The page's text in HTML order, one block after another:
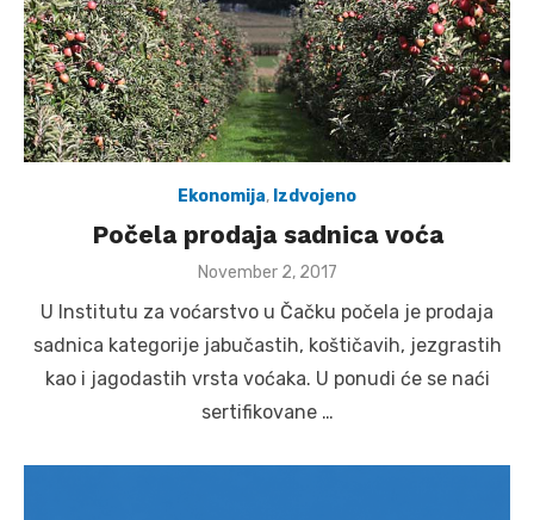
Ekonomija, Izdvojeno
Počela prodaja sadnica voća
Posted
November 2, 2017
U Institutu za voćarstvo u Čačku počela je prodaja
sadnica kategorije jabučastih, koštičavih, jezgrastih
kao i jagodastih vrsta voćaka. U ponudi će se naći
sertifikovane …